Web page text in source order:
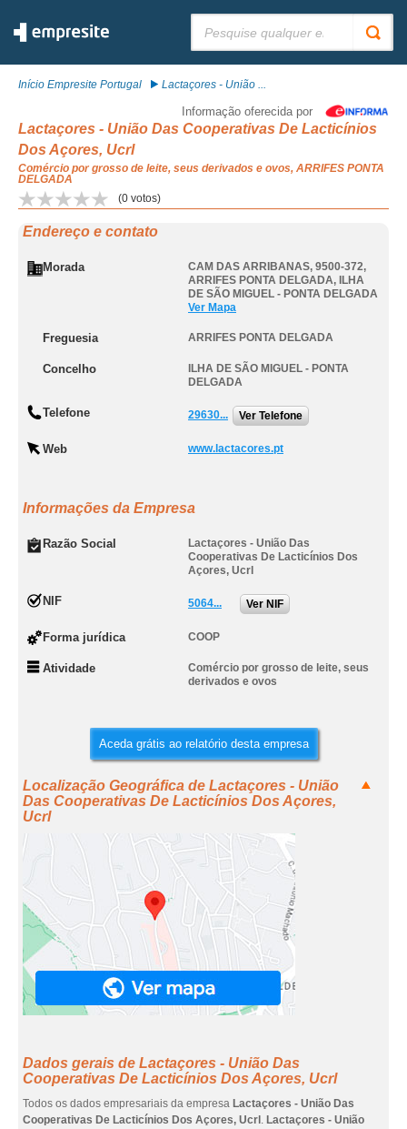
Início Empresite Portugal Lactaçores - União ...
Informação oferecida por
Lactaçores - União Das Cooperativas De Lacticínios
Dos Açores, Ucrl
Comércio por grosso de leite, seus derivados e ovos, ARRIFES PONTA
DELGADA
(0 votos)
Endereço e contato
Morada CAM DAS ARRIBANAS, 9500-372,
ARRIFES PONTA DELGADA, ILHA
DE SÃO MIGUEL - PONTA DELGADA
Ver Mapa
Freguesia ARRIFES PONTA DELGADA
Concelho
ILHA DE SÃO MIGUEL - PONTA
DELGADA
Telefone 29630... Ver Telefone
Web www.lactacores.pt
Informações da Empresa
Razão Social
Lactaçores - União Das
Cooperativas De Lacticínios Dos
Açores, Ucrl
NIF 5064... Ver NIF
Forma jurídica COOP
Atividade
Comércio por grosso de leite, seus
derivados e ovos
Aceda grátis ao relatório desta empresa
Localização Geográfica de Lactaçores - União
Das Cooperativas De Lacticínios Dos Açores,
Ucrl
Dados gerais de Lactaçores - União Das
Cooperativas De Lacticínios Dos Açores, Ucrl
Todos os dados empresariais da empresa Lactaçores - União Das
Cooperativas De Lacticínios Dos Açores, Ucrl . Lactaçores - União